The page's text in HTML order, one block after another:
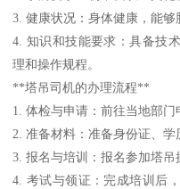
3. 健康状况：身体健康，能够
4. 知识和技能要求：具备技
理和操作规程。
**塔吊司机的办理流程**
1. 体检与申请：前往当地部门
2. 准备材料：准备身份证、学
3. 报名与培训：报名参加塔吊
4. 考试与领证：完成培训后